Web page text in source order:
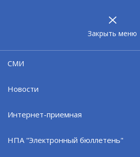
Закрыть меню
СМИ
Новости
Интернет-приемная
НПА "Электронный бюллетень"
Регламент